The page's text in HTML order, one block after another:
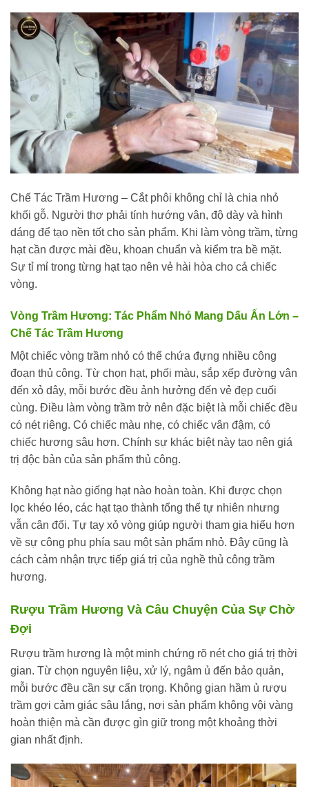
Chế Tác Trầm Hương – Cắt phôi không chỉ là chia nhỏ
khối gỗ. Người thợ phải tính hướng vân, độ dày và hình
dáng để tạo nền tốt cho sản phẩm. Khi làm vòng trầm, từng
hạt cần được mài đều, khoan chuẩn và kiểm tra bề mặt.
Sự tỉ mỉ trong từng hạt tạo nên vẻ hài hòa cho cả chiếc
vòng.
Vòng Trầm Hương: Tác Phẩm Nhỏ Mang Dấu Ấn Lớn –
Chế Tác Trầm Hương
Một chiếc vòng trầm nhỏ có thể chứa đựng nhiều công
đoạn thủ công. Từ chọn hạt, phối màu, sắp xếp đường vân
đến xỏ dây, mỗi bước đều ảnh hưởng đến vẻ đẹp cuối
cùng. Điều làm vòng trầm trở nên đặc biệt là mỗi chiếc đều
có nét riêng. Có chiếc màu nhẹ, có chiếc vân đậm, có
chiếc hương sâu hơn. Chính sự khác biệt này tạo nên giá
trị độc bản của sản phẩm thủ công.
Không hạt nào giống hạt nào hoàn toàn. Khi được chọn
lọc khéo léo, các hạt tạo thành tổng thể tự nhiên nhưng
vẫn cân đối. Tự tay xỏ vòng giúp người tham gia hiểu hơn
về sự công phu phía sau một sản phẩm nhỏ. Đây cũng là
cách cảm nhận trực tiếp giá trị của nghề thủ công trầm
hương.
Rượu Trầm Hương Và Câu Chuyện Của Sự Chờ
Đợi
Rượu trầm hương là một minh chứng rõ nét cho giá trị thời
gian. Từ chọn nguyên liệu, xử lý, ngâm ủ đến bảo quản,
mỗi bước đều cần sự cẩn trọng. Không gian hầm ủ rượu
trầm gợi cảm giác sâu lắng, nơi sản phẩm không vội vàng
hoàn thiện mà cần được gìn giữ trong một khoảng thời
gian nhất định.